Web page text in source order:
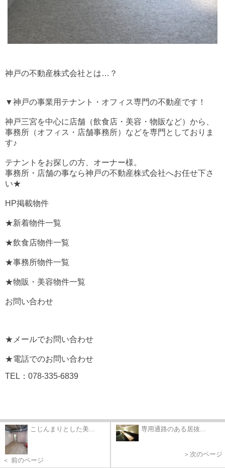
神戸の不動産株式会社とは…？
▼神戸の事業用テナント・オフィス専門の不動産です！
神戸三宮を中心に店舗（飲食店・美容・物販など）から、
事務所（オフィス・店舗事務所）などを専門としておりま
す♪
テナントをお探しの方、オーナー様。
事務所・店舗の事なら神戸の不動産株式会社へお任せ下さ
い★
HP掲載物件
★新着物件一覧
★飲食店物件一覧
★事務所物件一覧
★物販・美容物件一覧
お問い合わせ
★メールでお問い合わせ
★電話でのお問い合わせ
TEL：078-335-6839
こじんまりとした美...
＜ 前のページ
専用通路のある居抜...
＞次のページ